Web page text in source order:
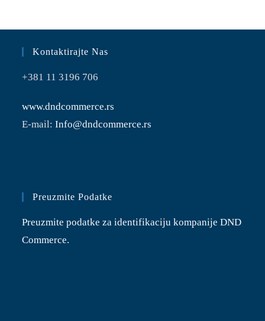
Kontaktirajte Nas
+381 11 3196 706
www.dndcommerce.rs
E-mail:Info@dndcommerce.rs
Preuzmite Podatke
Preuzmite podatke za identifikaciju kompanije DND
Commerce.